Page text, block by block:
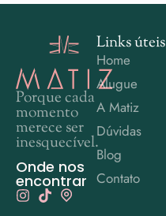
Porque cada
momento
merece ser
inesquecível.
Onde nos
encontrar
Links úteis
Home
Alugue
A Matiz
Dúvidas
Blog
Contato